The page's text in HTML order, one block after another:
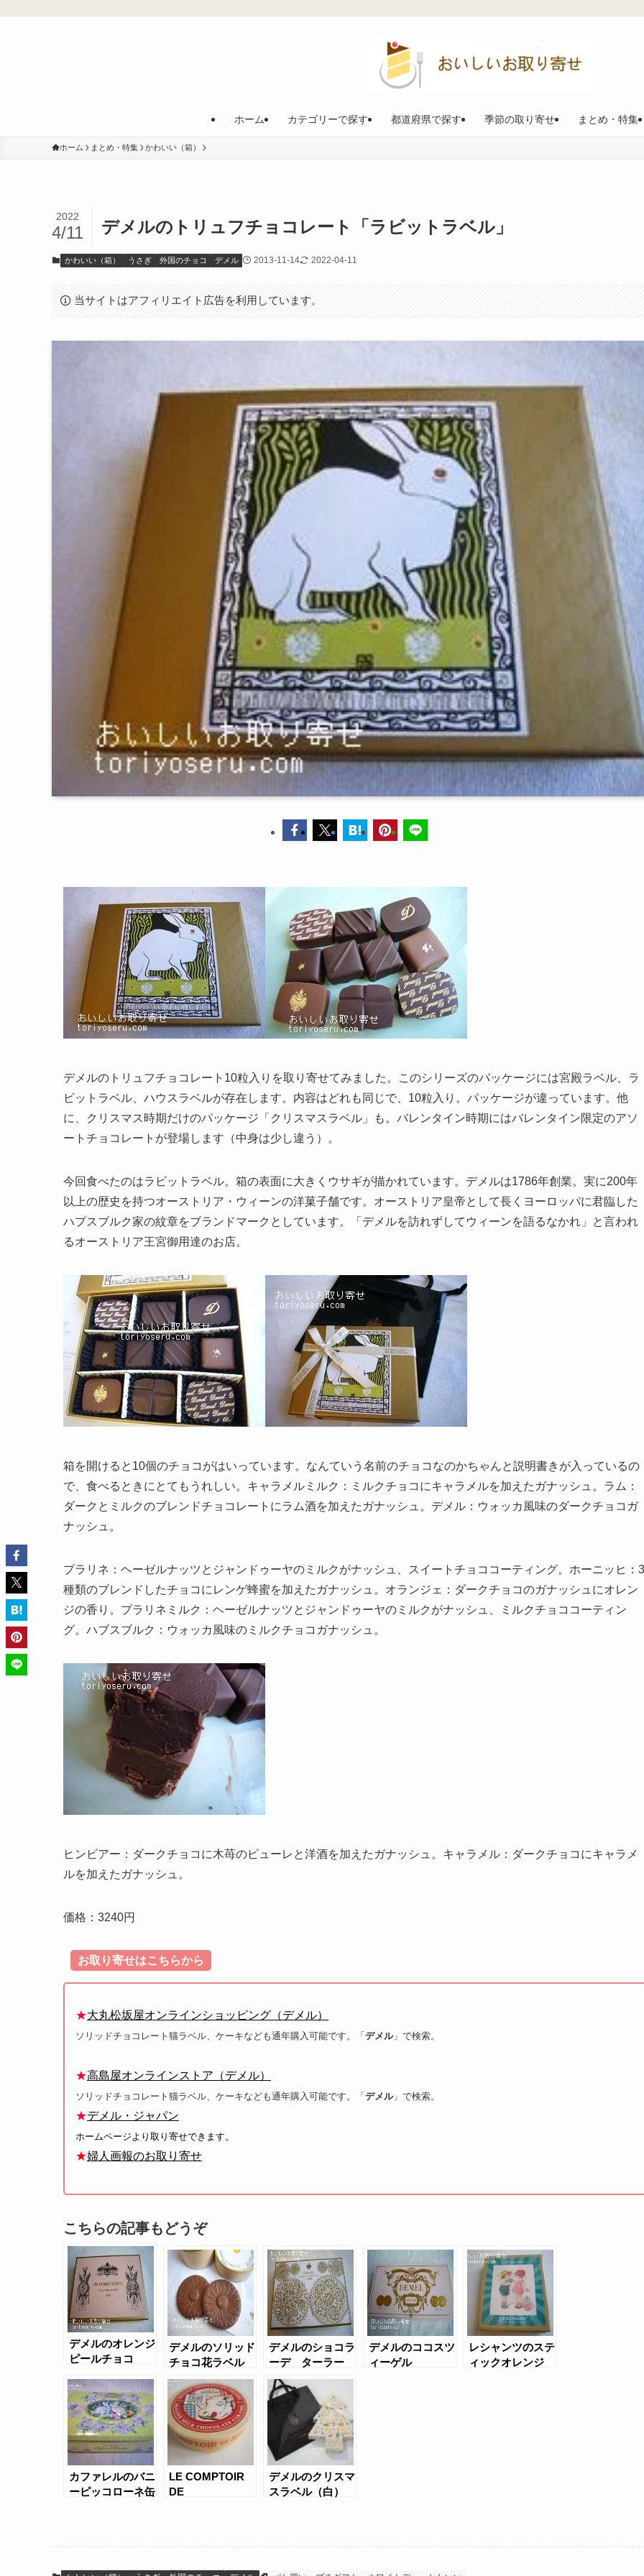
ホーム カテゴリーで探す 都道府県で探す 季節の取り寄せ まとめ・特集
ホーム まとめ・特集 かわいい（箱）
デメルのトリュフチョコレート「ラビットラベル」
2022
4/11
かわいい（箱） うさぎ 外国のチョコ デメル 2013-11-14 2022-04-11
当サイトはアフィリエイト広告を利用しています。
デメルのトリュフチョコレート10粒入りを取り寄せてみました。このシリーズのパッケージには宮殿ラベル、ラ
ビットラベル、ハウスラベルが存在します。内容はどれも同じで、10粒入り。パッケージが違っています。他
に、クリスマス時期だけのパッケージ「クリスマスラベル」も。バレンタイン時期にはバレンタイン限定のアソ
ートチョコレートが登場します（中身は少し違う）。
今回食べたのはラビットラベル。箱の表面に大きくウサギが描かれています。デメルは1786年創業。実に200年
以上の歴史を持つオーストリア・ウィーンの洋菓子舗です。オーストリア皇帝として長くヨーロッパに君臨した
ハプスブルク家の紋章をブランドマークとしています。「デメルを訪れずしてウィーンを語るなかれ」と言われ
るオーストリア王宮御用達のお店。
箱を開けると10個のチョコがはいっています。なんていう名前のチョコなのかちゃんと説明書きが入っているの
で、食べるときにとてもうれしい。キャラメルミルク：ミルクチョコにキャラメルを加えたガナッシュ。ラム：
ダークとミルクのブレンドチョコレートにラム酒を加えたガナッシュ。デメル：ウォッカ風味のダークチョコガ
ナッシュ。
プラリネ：ヘーゼルナッツとジャンドゥーヤのミルクがナッシュ、スイートチョココーティング。ホーニッヒ：3
種類のブレンドしたチョコにレンゲ蜂蜜を加えたガナッシュ。オランジェ：ダークチョコのガナッシュにオレン
ジの香り。プラリネミルク：ヘーゼルナッツとジャンドゥーヤのミルクがナッシュ、ミルクチョココーティン
グ。ハブスブルク：ウォッカ風味のミルクチョコガナッシュ。
ヒンビアー：ダークチョコに木苺のピューレと洋酒を加えたガナッシュ。キャラメル：ダークチョコにキャラメ
ルを加えたガナッシュ。
価格：3240円
お取り寄せはこちらから
★大丸松坂屋オンラインショッピング（デメル）
ソリッドチョコレート猫ラベル、ケーキなども通年購入可能です。「 デメル」で検索。
★高島屋オンラインストア（デメル）
ソリッドチョコレート猫ラベル、ケーキなども通年購入可能です。「 デメル」で検索。
★デメル・ジャパン
ホームページより取り寄せできます。
★婦人画報のお取り寄せ
こちらの記事もどうぞ
デメルのオレンジ
ピールチョコ
デメルのソリッド
チョコ花ラベル
デメルのショコラ
ーデ ターラー
デメルのココスツ
ィーゲル
レシャンツのステ
ィックオレンジ
カファレルのバニ
ーピッコローネ缶
LE COMPTOIR
DE
デメルのクリスマ
スラベル（白）